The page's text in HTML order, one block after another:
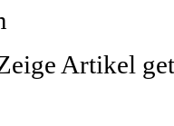
Artikel